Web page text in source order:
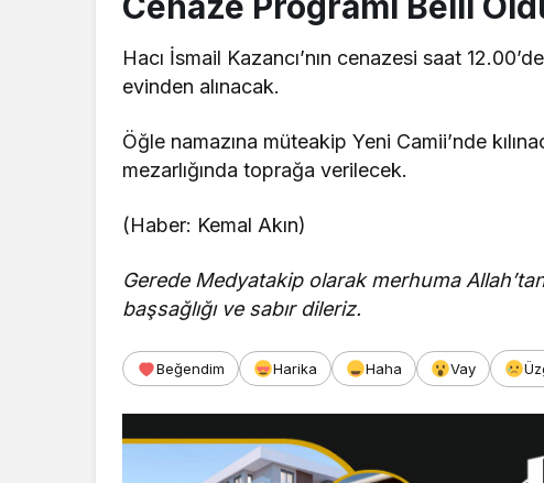
Hacı İsmail Kazancı’nın cenazesi saat
evinden alınacak.
Öğle namazına müteakip Yeni Camii’nde
mezarlığında toprağa verilecek.
(Haber: Kemal Akın)
Gerede Medyatakip olarak merhuma
başsağlığı ve sabır dileriz.
Beğendim Harika Haha Vay